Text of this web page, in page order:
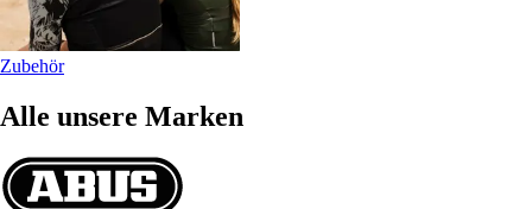
Zubehör
Alle unsere Marken